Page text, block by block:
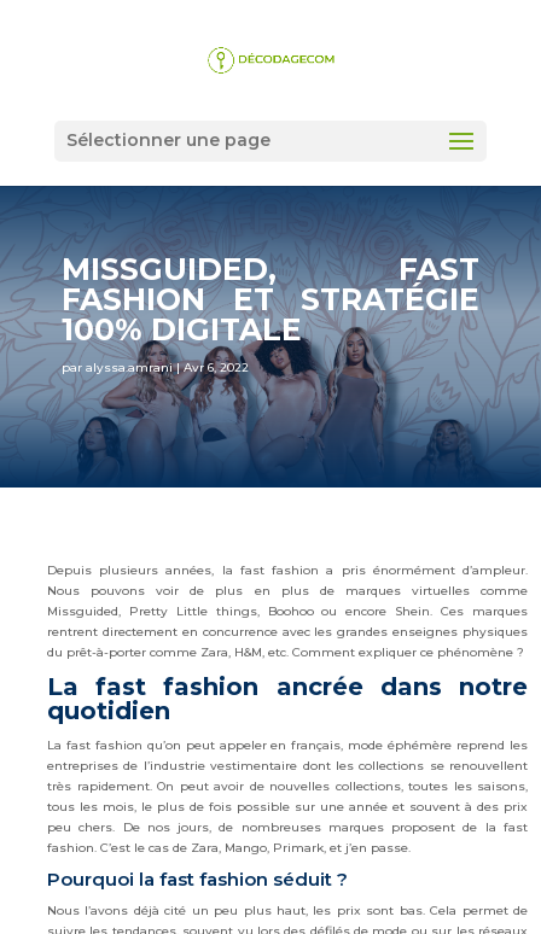
Sélectionner une page
MISSGUIDED, FAST
FASHION ET STRATÉGIE
100% DIGITALE
par alyssa.amrani|Avr 6, 2022
Depuis plusieurs années, la fast fashion a pris énormément d’ampleur.
Nous pouvons voir de plus en plus de marques virtuelles comme
Missguided, Pretty Little things, Boohoo ou encore Shein. Ces marques
rentrent directement en concurrence avec les grandes enseignes physiques
du prêt-à-porter comme Zara, H&M, etc. Comment expliquer ce phénomène ?
La fast fashion ancrée dans notre
quotidien
La fast fashion qu’on peut appeler en français, mode éphémère reprend les
entreprises de l’industrie vestimentaire dont les collections se renouvellent
très rapidement. On peut avoir de nouvelles collections, toutes les saisons,
tous les mois, le plus de fois possible sur une année et souvent à des prix
peu chers. De nos jours, de nombreuses marques proposent de la fast
fashion. C’est le cas de Zara, Mango, Primark, et j’en passe.
Pourquoi la fast fashion séduit ?
Nous l’avons déjà cité un peu plus haut, les prix sont bas. Cela permet de